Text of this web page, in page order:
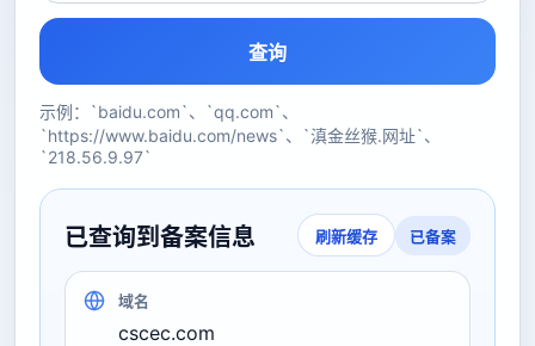
查询
示例：`baidu.com`、`qq.com`、
`https://www.baidu.com/news`、`滇金丝猴.网址`、
`218.56.9.97`
已查询到备案信息 刷新缓存 已备案
域名
cscec.com